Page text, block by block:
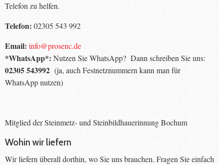
Telefon zu helfen.
Telefon: 02305 543 992
Email: info@prosenc.de
*WhatsApp*: Nutzen Sie WhatsApp? Dann schreiben Sie uns:
02305 543992 (ja, auch Festnetznummern kann man für
WhatsApp nutzen)
Mitglied der Steinmetz- und Steinbildhauerinnung Bochum
Wohin wir liefern
Wir liefern überall dorthin, wo Sie uns brauchen. Fragen Sie einfach